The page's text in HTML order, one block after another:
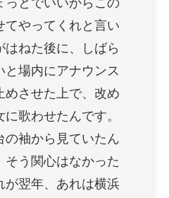
てやってくれと言い
はねた後に、しばら
と場内にアナウンス
めさせた上で、改め
歌わせたんです。
の袖から見ていたん
そう関心はなかった
が翌年、あれは横浜